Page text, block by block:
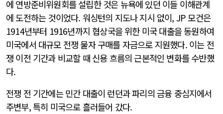
에 연방준비위원회를 설립한 것은 뉴욕에 있던 이들 이해관계
에 도전하는 것이었다. 워싱턴의 지도나 지시 없이, JP 모건은
1914년부터 1916년까지 협상국을 위한 미국 대출을 동원하여
미국에서 대규모 전쟁 물자 구매를 자금으로 지원했다. 이는 전
쟁 이전 기간과 비교할 때 신용 흐름의 근본적인 변화를 수반했
다.
전쟁 전 기간에는 민간 대출이 런던과 파리의 금융 중심지에서
주변부, 특히 미국으로 흘러들어 갔다.